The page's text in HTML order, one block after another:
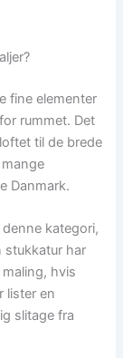
fine elementer
rummet. Det
til de brede
Danmark.
kategori,
stukkatur har
hvis
lister en
slitage fra